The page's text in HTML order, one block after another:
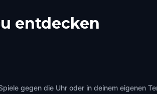
entdecken
gegen die Uhr oder in deinem eigenen